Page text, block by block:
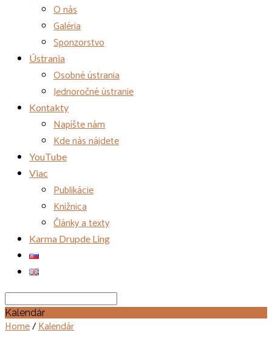
O nás
Galéria
Sponzorstvo
Ústrania
Osobné ústrania
Jednoročné ústranie
Kontakty
Napíšte nám
Kde nás nájdete
YouTube
Viac
Publikácie
Knižnica
Články a texty
Karma Drupde Ling
Search
Kalendár
Home/Kalendár